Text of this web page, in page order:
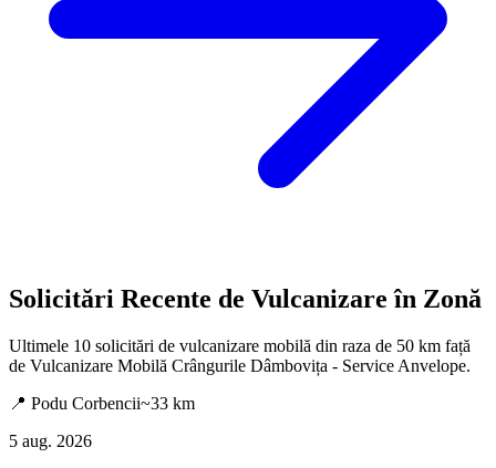
Solicitări Recente de Vulcanizare în Zonă
Ultimele 10 solicitări de vulcanizare mobilă din raza de 50 km față
de Vulcanizare Mobilă Crângurile Dâmbovița - Service Anvelope.
📍 Podu Corbencii~33 km
5 aug. 2026